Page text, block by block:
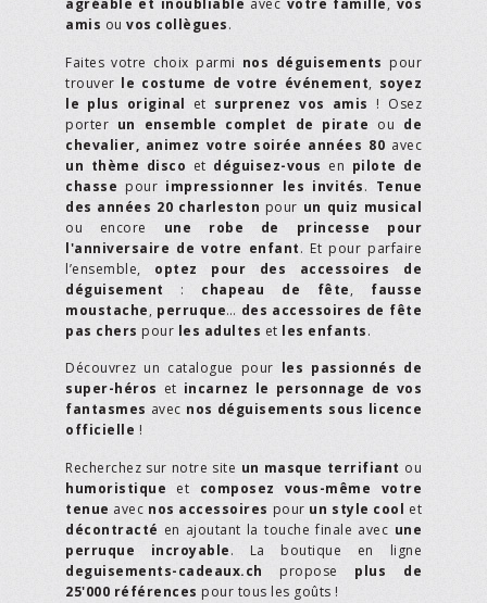
agréable et inoubliable avec votre famille, vos
amis ou vos collègues.
Faites votre choix parmi nos déguisements pour
trouver le costume de votre événement, soyez
le plus original et surprenez vos amis ! Osez
porter un ensemble complet de pirate ou de
chevalier, animez votre soirée années 80 avec
un thème disco et déguisez-vous en pilote de
chasse pour impressionner les invités. Tenue
des années 20 charleston pour un quiz musical
ou encore une robe de princesse pour
l'anniversaire de votre enfant. Et pour parfaire
l’ensemble, optez pour des accessoires de
déguisement : chapeau de fête, fausse
moustache, perruque… des accessoires de fête
pas chers pour les adultes et les enfants.
Découvrez un catalogue pour les passionnés de
super-héros et incarnez le personnage de vos
fantasmes avec nos déguisements sous licence
officielle !
Recherchez sur notre site un masque terrifiant ou
humoristique et composez vous-même votre
tenue avec nos accessoires pour un style cool et
décontracté en ajoutant la touche finale avec une
perruque incroyable. La boutique en ligne
deguisements-cadeaux.ch propose plus de
25'000 références pour tous les goûts !